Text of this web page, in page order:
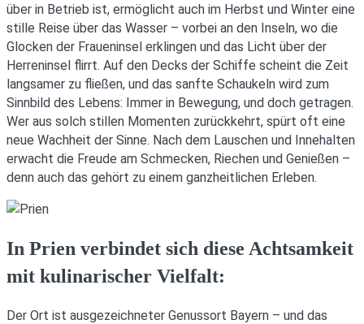
über in Betrieb ist, ermöglicht auch im Herbst und Winter eine
stille Reise über das Wasser – vorbei an den Inseln, wo die
Glocken der Fraueninsel erklingen und das Licht über der
Herreninsel flirrt. Auf den Decks der Schiffe scheint die Zeit
langsamer zu fließen, und das sanfte Schaukeln wird zum
Sinnbild des Lebens: Immer in Bewegung, und doch getragen.
Wer aus solch stillen Momenten zurückkehrt, spürt oft eine
neue Wachheit der Sinne. Nach dem Lauschen und Innehalten
erwacht die Freude am Schmecken, Riechen und Genießen –
denn auch das gehört zu einem ganzheitlichen Erleben.
In Prien verbindet sich diese Achtsamkeit
mit kulinarischer Vielfalt:
Der Ort ist ausgezeichneter Genussort Bayern – und das